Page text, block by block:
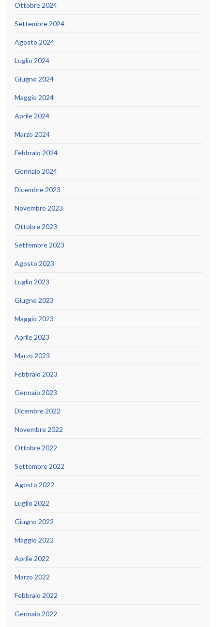
Ottobre 2024
Settembre 2024
Agosto 2024
Luglio 2024
Giugno 2024
Maggio 2024
Aprile 2024
Marzo 2024
Febbraio 2024
Gennaio 2024
Dicembre 2023
Novembre 2023
Ottobre 2023
Settembre 2023
Agosto 2023
Luglio 2023
Giugno 2023
Maggio 2023
Aprile 2023
Marzo 2023
Febbraio 2023
Gennaio 2023
Dicembre 2022
Novembre 2022
Ottobre 2022
Settembre 2022
Agosto 2022
Luglio 2022
Giugno 2022
Maggio 2022
Aprile 2022
Marzo 2022
Febbraio 2022
Gennaio 2022